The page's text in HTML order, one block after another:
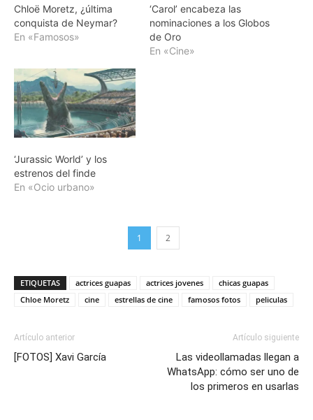
Chloë Moretz, ¿última
conquista de Neymar?
En «Famosos»
‘Carol’ encabeza las
nominaciones a los Globos
de Oro
En «Cine»
‘Jurassic World’ y los
estrenos del finde
En «Ocio urbano»
1 2
ETIQUETAS actrices guapas actrices jovenes
chicas guapas
Chloe Moretz
cine estrellas de cine famosos fotos peliculas
Artículo anterior
[FOTOS] Xavi García
Artículo siguiente
Las videollamadas llegan a
WhatsApp: cómo ser uno de
los primeros en usarlas